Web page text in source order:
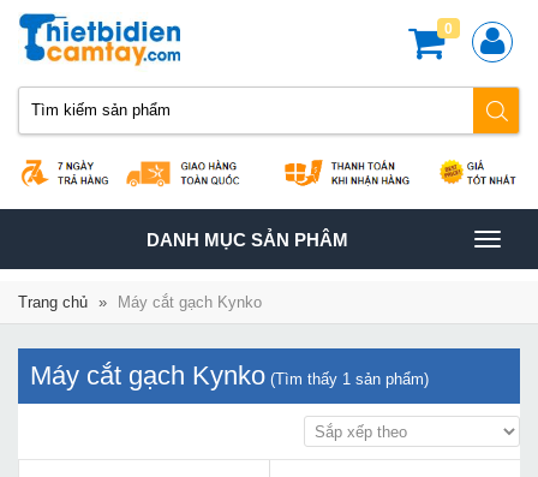
0
TOGGLE
NAVIGATION
DANH MỤC SẢN PHÂM
Trang chủ » Máy cắt gạch Kynko
Máy cắt gạch Kynko (Tìm thấy 1 sản phẩm)